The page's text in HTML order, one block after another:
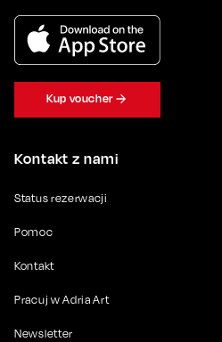
Kontakt z nami
Status rezerwacji
Pomoc
Kontakt
Pracuj w Adria Art
Newsletter
Kup voucher